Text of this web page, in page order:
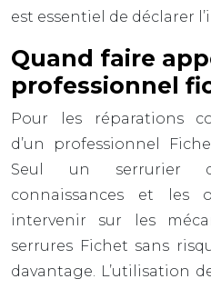
est essentiel de déclarer
Quand faire
professionnel
Pour les réparations
d’un professionnel
Seul un serrurier
connaissances et les
intervenir sur les
serrures Fichet sans
davantage. L’utilisation